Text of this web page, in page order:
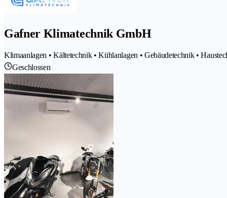
Gafner Klimatechnik GmbH
Klimaanlagen • Kältetechnik • Kühlanlagen • Gebäudetechnik •
Geschlossen